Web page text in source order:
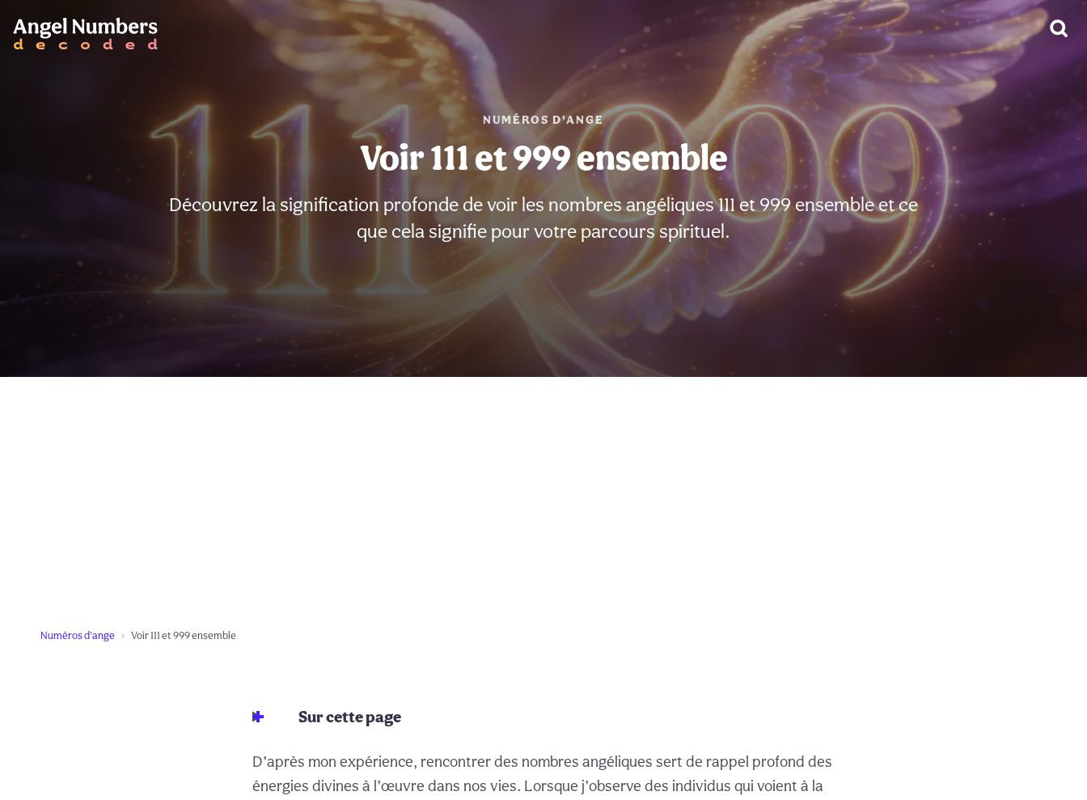
NUMÉROS D'ANGE
Voir 111 et 999 ensemble
Découvrez la signification profonde de voir les nombres angéliques 111 et 999 ensemble et ce
que cela signifie pour votre parcours spirituel.
Numéros d'ange Voir 111 et 999 ensemble
Sur cette page
D’après mon expérience, rencontrer des nombres angéliques sert de rappel profond des
énergies divines à l’œuvre dans nos vies. Lorsque j’observe des individus qui voient à la